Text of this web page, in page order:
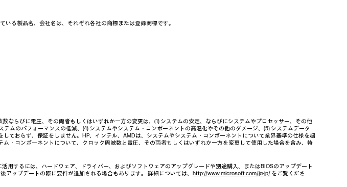
いる製品名、会社名は、それぞれ各社の商標または登録商標です。
らびに電圧、その両者もしくはいずれか一方の変更は、(1) システムの安定、ならびにシステムやプロセッサー、その他
ムのパフォーマンスの低減、(4) システムやシステム・コンポーネントの高温化やその他のダメージ、(5) システムデータ
ておらず、保証をしません。HP、インテル、AMDは、システムやシステム・コンポーネントについて業界基準の仕様を超
・コンポーネントについて、クロック周波数と電圧、その両者もしくはいずれか一方を変更して使用した場合を含み、特
するには、ハードウェア、ドライバー、およびソフトウェアのアップグレードや別途購入、またはBIOSのアップデート
ップデートの際に要件が追加される場合もあります。 詳細については、 http://www.microsoft.com/ja-jp/ をご覧くださ